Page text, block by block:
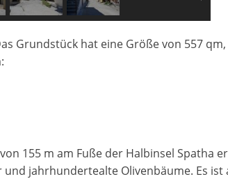
Grundstück hat eine Größe von 557
155 m am Fuße der Halbinsel Spatha
jahrhundertealte Olivenbäume. Es